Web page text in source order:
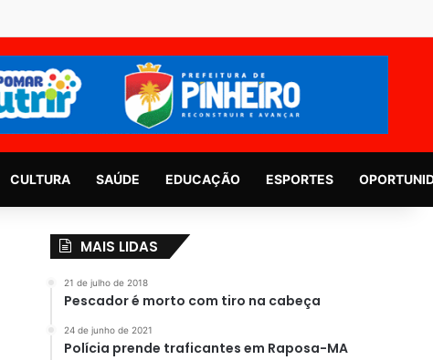
CULTURA SAÚDE EDUCAÇÃO ESPORTES
MAIS LIDAS
21 de julho de 2018
Pescador é morto com tiro na cabeça
24 de junho de 2021
Polícia prende traficantes em Raposa-MA